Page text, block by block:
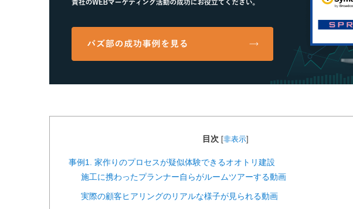
目次 [非表示]
事例1. 家作りのプロセスが疑似体験できるオオトリ建設
施工に携わったプランナー自らがルームツアーする動画
実際の顧客ヒアリングのリアルな様子が見られる動画